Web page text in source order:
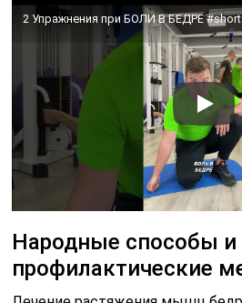
Народные способы и
профилактические